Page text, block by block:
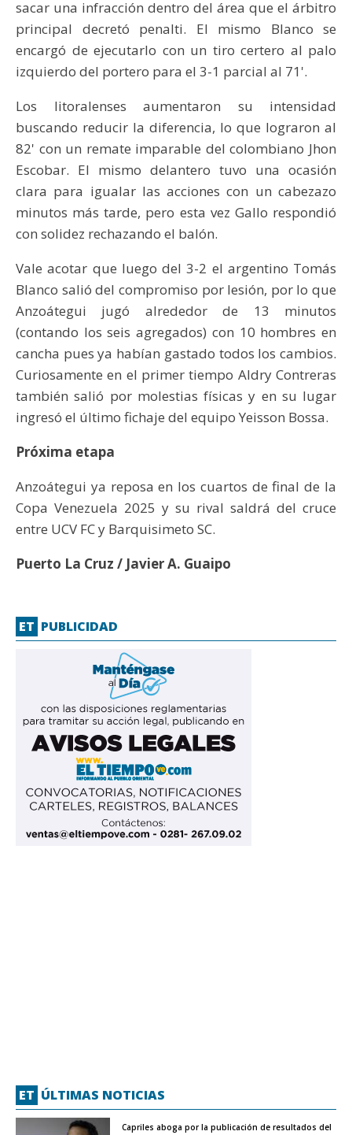
sacar una infracción dentro del área que el árbitro
principal decretó penalti. El mismo Blanco se
encargó de ejecutarlo con un tiro certero al palo
izquierdo del portero para el 3-1 parcial al 71'.
Los litoralenses aumentaron su intensidad
buscando reducir la diferencia, lo que lograron al
82' con un remate imparable del colombiano Jhon
Escobar. El mismo delantero tuvo una ocasión
clara para igualar las acciones con un cabezazo
minutos más tarde, pero esta vez Gallo respondió
con solidez rechazando el balón.
Vale acotar que luego del 3-2 el argentino Tomás
Blanco salió del compromiso por lesión, por lo que
Anzoátegui jugó alrededor de 13 minutos
(contando los seis agregados) con 10 hombres en
cancha pues ya habían gastado todos los cambios.
Curiosamente en el primer tiempo Aldry Contreras
también salió por molestias físicas y en su lugar
ingresó el último fichaje del equipo Yeisson Bossa.
Próxima etapa
Anzoátegui ya reposa en los cuartos de final de la
Copa Venezuela 2025 y su rival saldrá del cruce
entre UCV FC y Barquisimeto SC.
Puerto La Cruz / Javier A. Guaipo
ET PUBLICIDAD
ET ÚLTIMAS NOTICIAS
Capriles aboga por la publicación de resultados del